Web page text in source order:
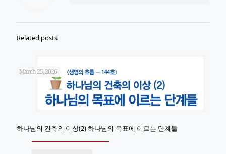
Related posts
March 25, 2026
하나님의 건축의 이상(2) 하나님의 목표에 이르는 단계들